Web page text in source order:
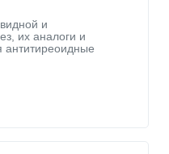
и
их аналоги и
антитиреоидные